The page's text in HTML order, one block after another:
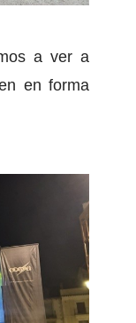
a ver a
en forma